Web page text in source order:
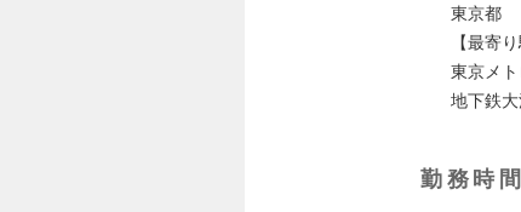
東京都
【最寄り
東京メ
地下鉄
勤務時